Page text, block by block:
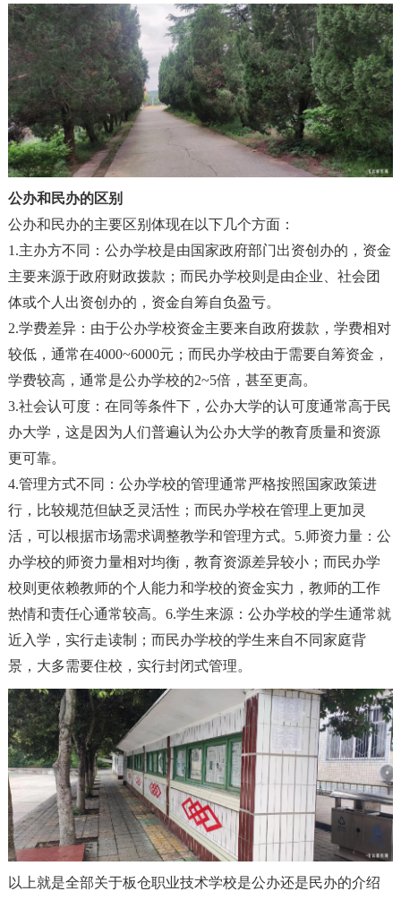
公办和民办的区别
公办和民办的主要区别体现在以下几个方面：
1.主办方不同 ‌： 公办学校是由国家政府部门出资创办的 ， 资金
主要来源于政府财政拨款 ； 而民办学校则是由企业、社会团
体或个人出资创办的 ， 资金自筹自负盈亏。
2.学费差异‌： 由于公办学校资金主要来自政府拨款 ， 学费相对
较低， 通常在4000~6000元 ； 而民办学校由于需要自筹资金 ，
学费较高 ， 通常是公办学校的2~5倍， 甚至更高。
3.社会认可度‌： 在同等条件下， 公办大学的认可度通常高于民
办大学 ， 这是因为人们普遍认为公办大学的教育质量和资源
更可靠。
4.管理方式不同 ‌： 公办学校的管理通常严格按照国家政策进
行， 比较规范但缺乏灵活性 ； 而民办学校在管理上更加灵
活， 可以根据市场需求调整教学和管理方式。 5.师资力量‌： 公
办学校的师资力量相对均衡， 教育资源差异较小； 而民办学
校则更依赖教师的个人能力和学校的资金实力 ， 教师的工作
热情和责任心通常较高。 6.学生来源‌： 公办学校的学生通常就
近入学 ， 实行走读制 ； 而民办学校的学生来自不同家庭背
景， 大多需要住校 ， 实行封闭式管理。
以上就是全部关于板仓职业技术学校是公办还是民办的介绍